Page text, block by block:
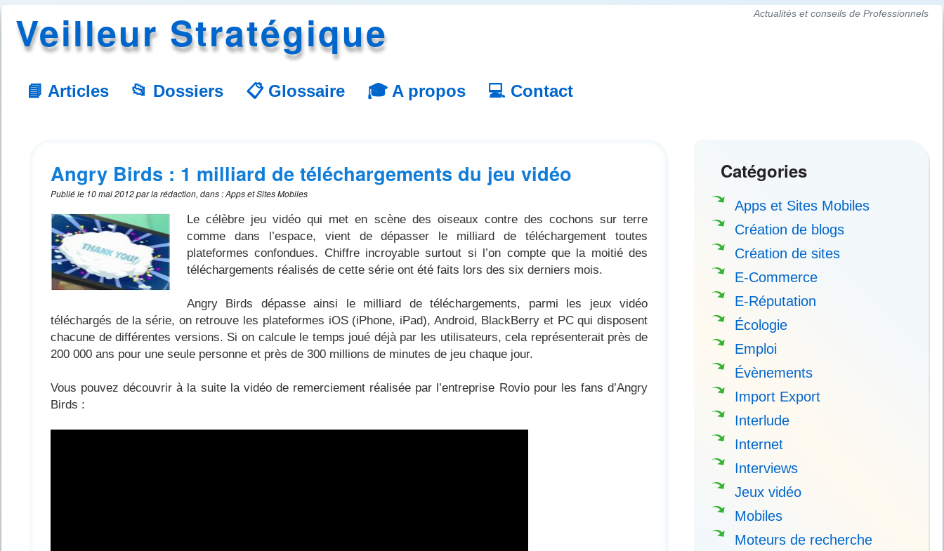
Veilleur Stratégique Actualités et conseils de Professionnels
📘 Articles 📂 Dossiers 📋 Glossaire 🎓 A propos 💻 Contact
Angry Birds : 1 milliard de téléchargements du jeu vidéo
Publié le 10 mai 2012parla rédaction, dans :Apps et Sites Mobiles
Le célèbre jeu vidéo qui met en scène des oiseaux contre des cochons sur terre
comme dans l’espace, vient de dépasser le milliard de téléchargement toutes
plateformes confondues. Chiffre incroyable surtout si l’on compte que la moitié des
téléchargements réalisés de cette série ont été faits lors des six derniers mois.
Angry Birds dépasse ainsi le milliard de téléchargements, parmi les jeux vidéo
téléchargés de la série, on retrouve les plateformes iOS (iPhone, iPad), Android, BlackBerry et PC qui disposent
chacune de différentes versions. Si on calcule le temps joué déjà par les utilisateurs, cela représenterait près de
200 000 ans pour une seule personne et près de 300 millions de minutes de jeu chaque jour.
Vous pouvez découvrir à la suite la vidéo de remerciement réalisée par l’entreprise Rovio pour les fans d’Angry
Birds :
Catégories
Apps et Sites Mobiles
Création de blogs
Création de sites
E-Commerce
E-Réputation
Écologie
Emploi
Évènements
Import Export
Interlude
Internet
Interviews
Jeux vidéo
Mobiles
Moteurs de recherche